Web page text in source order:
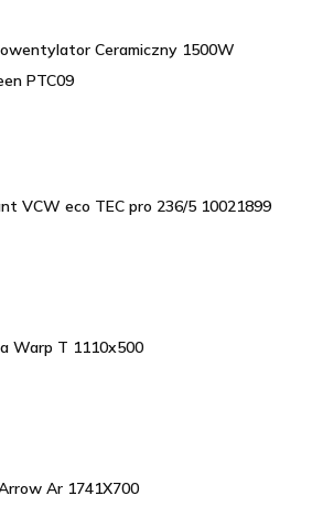
Ceramiczny 1500W
PTC09
VCW eco TEC pro 236/5 10021899
Warp T 1110x500
Ar 1741X700